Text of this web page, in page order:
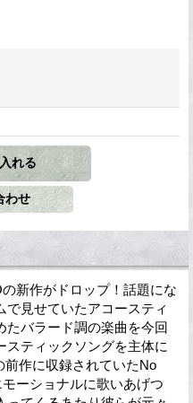
新作がドロップ！話題にな
で見せていたアコースティ
たバラード調の楽曲を今回
スティックソングを主体に
作に収録されていたNo
ーショナルに歌いあげつ